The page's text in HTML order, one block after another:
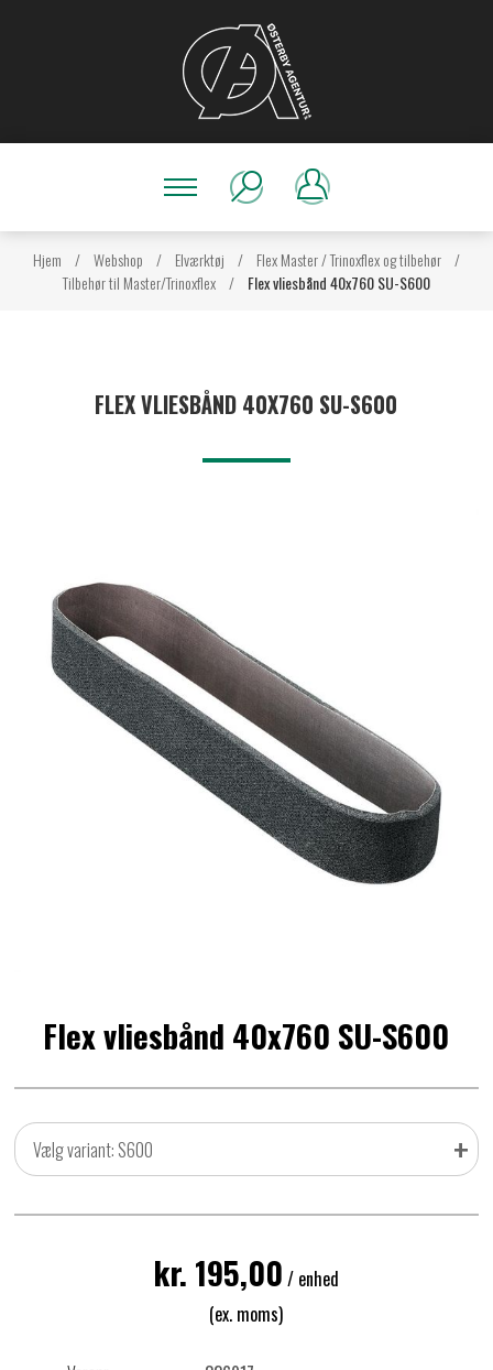
Hjem / Webshop / Elværktøj / Flex Master / Trinoxflex og tilbehør /
Tilbehør til Master/Trinoxflex / Flex vliesbånd 40x760 SU-S600
FLEX VLIESBÅND 40X760 SU-S600
Flex vliesbånd 40x760 SU-S600
Vælg variant: S600 +
kr. 195,00 / enhed
(ex. moms)